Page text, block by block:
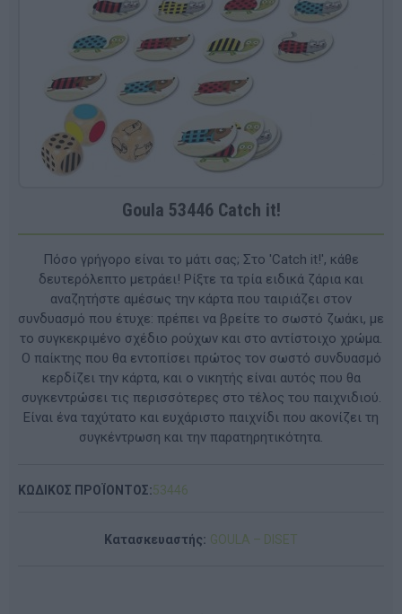
Goula 53446 Catch it!
Πόσο γρήγορο είναι το μάτι σας; Στο 'Catch it!', κάθε
δευτερόλεπτο μετράει! Ρίξτε τα τρία ειδικά ζάρια και
αναζητήστε αμέσως την κάρτα που ταιριάζει στον
συνδυασμό που έτυχε: πρέπει να βρείτε το σωστό ζωάκι, με
το συγκεκριμένο σχέδιο ρούχων και στο αντίστοιχο χρώμα.
Ο παίκτης που θα εντοπίσει πρώτος τον σωστό συνδυασμό
κερδίζει την κάρτα, και ο νικητής είναι αυτός που θα
συγκεντρώσει τις περισσότερες στο τέλος του παιχνιδιού.
Είναι ένα ταχύτατο και ευχάριστο παιχνίδι που ακονίζει τη
συγκέντρωση και την παρατηρητικότητα.
ΚΩΔΙΚΟΣ ΠΡΟΪΟΝΤΟΣ:53446
Κατασκευαστής: GOULA – DISET